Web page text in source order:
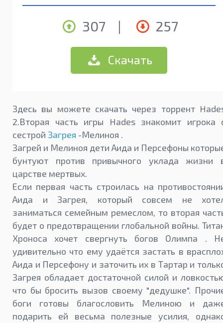
307 | 257
Скачать
Здесь вы можете скачать через торрент
2.Вторая часть игры Hades знакомит игрока
сестрой Загрея -Мелиноя .
Загрей и Мелиноя дети Аида и Персефоны
бунтуют против привычного уклада жизни
царстве мертвых.
Если первая часть строилась на
Аида и Загрея, который совсем не
заниматься семейным ремеслом, то вторая
будет о предотвращении глобальной войны.
Хроноса хочет свергнуть богов Олимпа .
удивительно что ему удаётся застать в
Аида и Персефону и заточить их в Тартар и
Загрея обладает достаточной силой и
что бы бросить вызов своему "дедушке".
боги готовы благословить Мелиною и
подарить ей весьма полезные усилия,